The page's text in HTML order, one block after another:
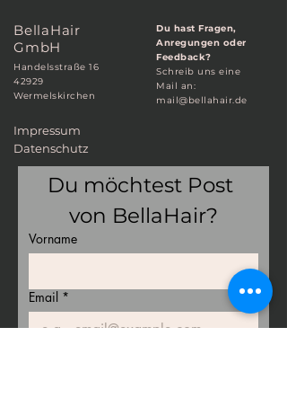
BellaHair
GmbH
Handelsstraße 16
42929
Wermelskirchen
Impressum
Datenschutz
Du hast Fragen,
Anregungen oder
Feedback?
Schreib uns eine
Mail an:
mail@bellahair.de
Du möchtest Post
von BellaHair?
Vorname
Email *